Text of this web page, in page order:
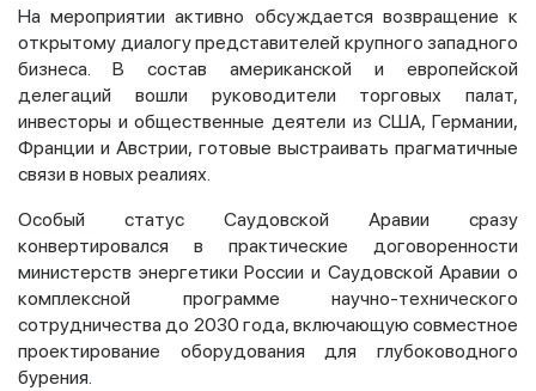
На мероприятии активно обсуждается возвращение к
открытому диалогу представителей крупного западного
бизнеса. В состав американской и европейской
делегаций вошли руководители торговых палат,
инвесторы и общественные деятели из США, Германии,
Франции и Австрии, готовые выстраивать прагматичные
связи в новых реалиях.
Особый статус Саудовской Аравии сразу
конвертировался в практические договоренности
министерств энергетики России и Саудовской Аравии о
комплексной программе научно-технического
сотрудничества до 2030 года, включающую совместное
проектирование оборудования для глубоководного
бурения.